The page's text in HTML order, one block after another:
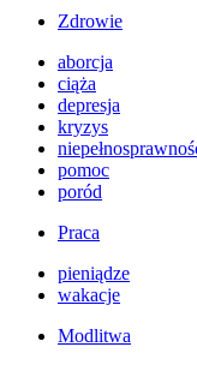
Zdrowie
aborcja
ciąża
depresja
kryzys
pomoc
poród
Praca
pieniądze
wakacje
Modlitwa